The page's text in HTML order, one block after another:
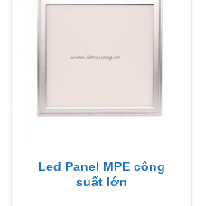
Led Panel MPE công
suất lớn